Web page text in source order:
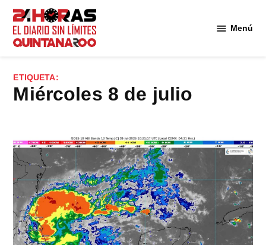
Saltar
contenido
Menú
ETIQUETA:
Miércoles 8 de julio